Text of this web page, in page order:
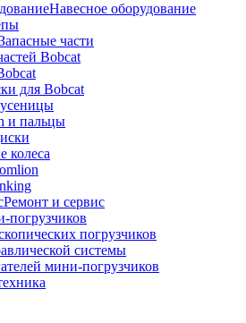
Навесное оборудование
части
Bobcat
для Bobcat
и пальцы
колеса
Ремонт и сервис
погрузчиков
погрузчиков
системы
мини-погрузчиков